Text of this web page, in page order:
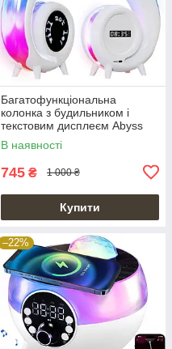
Багатофункціональна
колонка з будильником і
текстовим дисплеєм Abyss
G69 Pro LED Lyrics
В наявності
745 ₴ 1 000 ₴
Купити
–22%